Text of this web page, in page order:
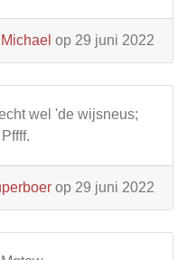
Michael op 29 juni 2022
wel 'de wijsneus;
op 29 juni 2022